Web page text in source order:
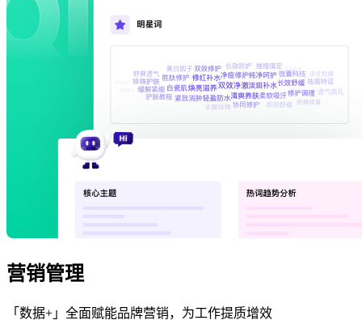
营销管理
「数据+」全面赋能品牌营销，为工作提质增效